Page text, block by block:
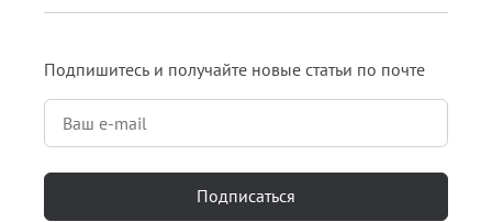
Подпишитесь и получайте новые статьи по почте
Подписаться